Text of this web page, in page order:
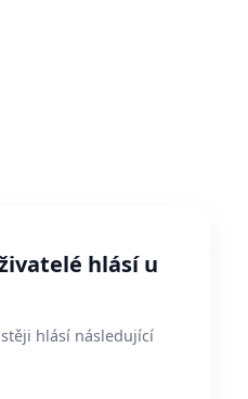
hlásí u
hlásí následující